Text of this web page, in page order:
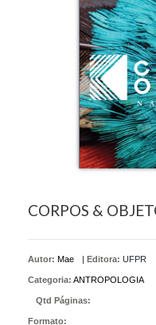
CORPOS &
Autor: Mae |Editora: UFPR
Categoria: ANTROPOLOGIA
Qtd Páginas:
Formato: